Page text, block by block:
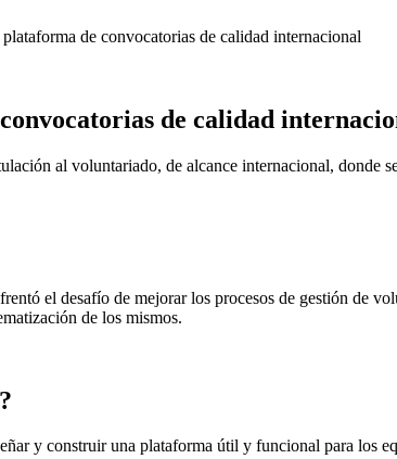
de calidad
al voluntariado, de alcance internacional, donde
el desafío de mejorar los procesos de gestión de
de los mismos.
y construir una plataforma útil y funcional para los